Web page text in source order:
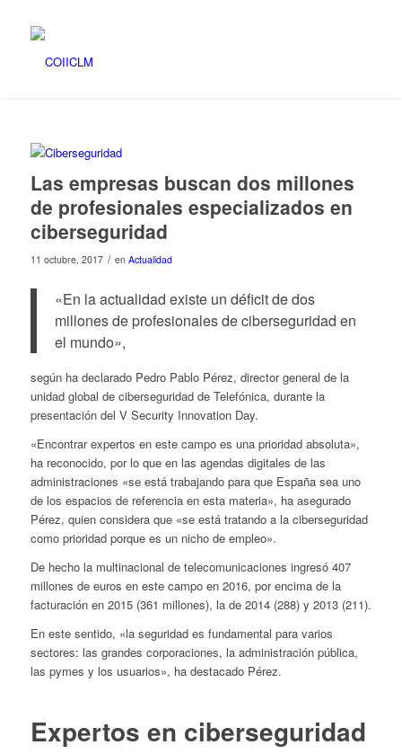
Las empresas buscan dos millones
de profesionales especializados en
ciberseguridad
11 octubre, 2017 / en Actualidad
«En la actualidad existe un déficit de dos
millones de profesionales de ciberseguridad en
el mundo»,
según ha declarado Pedro Pablo Pérez, director general de la
unidad global de ciberseguridad de Telefónica, durante la
presentación del V Security Innovation Day.
«Encontrar expertos en este campo es una prioridad absoluta»,
ha reconocido, por lo que en las agendas digitales de las
administraciones «se está trabajando para que España sea uno
de los espacios de referencia en esta materia», ha asegurado
Pérez, quien considera que «se está tratando a la ciberseguridad
como prioridad porque es un nicho de empleo».
De hecho la multinacional de telecomunicaciones ingresó 407
millones de euros en este campo en 2016, por encima de la
facturación en 2015 (361 millones), la de 2014 (288) y 2013 (211).
En este sentido, «la seguridad es fundamental para varios
sectores: las grandes corporaciones, la administración pública,
las pymes y los usuarios», ha destacado Pérez.
Expertos en ciberseguridad